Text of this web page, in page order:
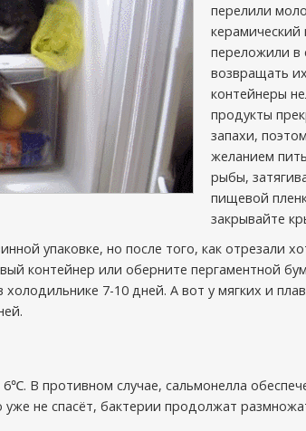
перелили
керамический
переложили в
возвращать
контейнеры
продукты
запахи,
желанием
рыбы,
пищевой
закрывайте
упаковке, но после того, как отрезали
контейнер или оберните пергаментной
7-10 дней. А вот у мягких и
В противном случае, сальмонелла
не спасёт, бактерии продолжат